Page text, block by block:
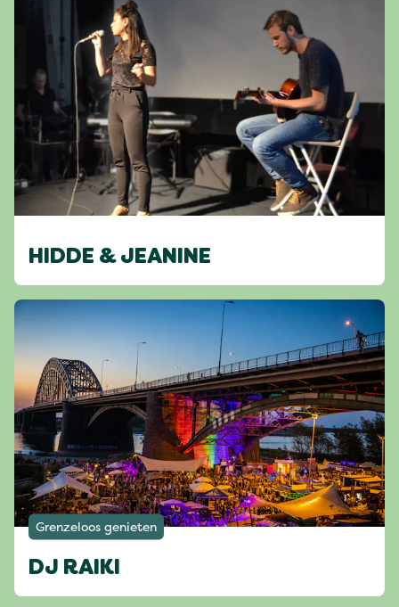
HIDDE & JEANINE
Grenzeloos genieten
DJ RAIKI